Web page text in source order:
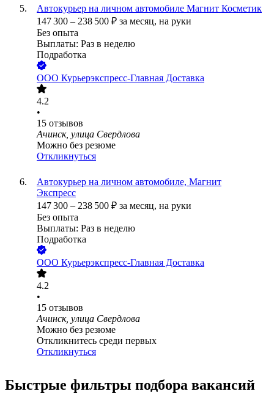
Автокурьер на личном автомобиле Магнит Косметик
147 300 – 238 500 ₽ за месяц, на руки
Без опыта
Выплаты: Раз в неделю
Подработка
ООО Курьерэкспресс-Главная Доставка
4.2
•
15 отзывов
Ачинск, улица Свердлова
Можно без резюме
Откликнуться
Автокурьер на личном автомобиле, Магнит
Экспресс
147 300 – 238 500 ₽ за месяц, на руки
Без опыта
Выплаты: Раз в неделю
Подработка
ООО Курьерэкспресс-Главная Доставка
4.2
•
15 отзывов
Ачинск, улица Свердлова
Можно без резюме
Откликнитесь среди первых
Откликнуться
Быстрые фильтры подбора вакансий